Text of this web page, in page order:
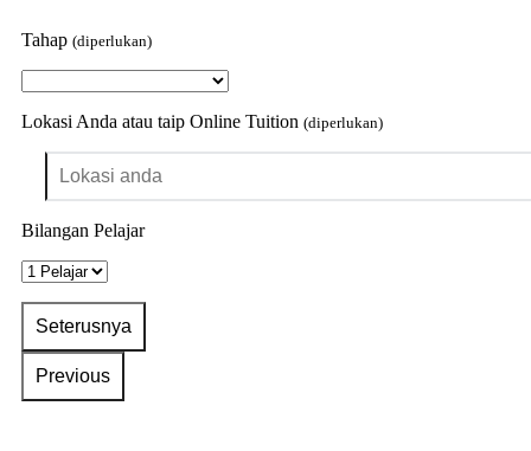
Tahap (diperlukan)
Lokasi Anda atau taip Online Tuition (diperlukan)
Bilangan Pelajar